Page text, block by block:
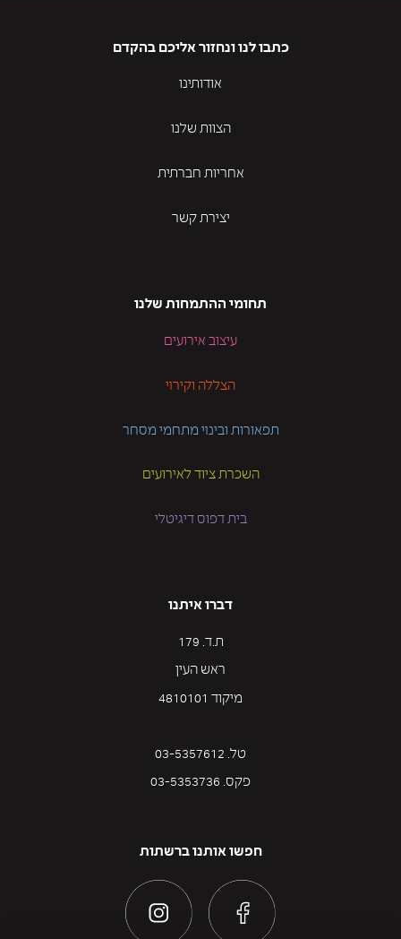
כתבו לנו ונחזור אליכם בהקדם
אודותינו
הצוות שלנו
אחריות חברתית
יצירת קשר
תחומי ההתמחות שלנו
עיצוב אירועים
הצללה וקירוי
תפאורות ובינוי מתחמי מסחר
השכרת ציוד לאירועים
בית דפוס דיגיטלי
דברו איתנו
ת.ד. 179
ראש העין
מיקוד 4810101
טל. 03-5357612
פקס. 03-5353736
חפשו אותנו ברשתות